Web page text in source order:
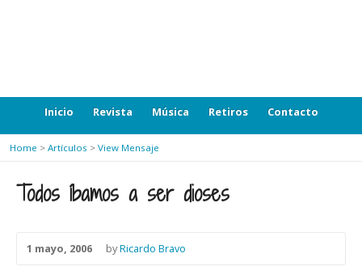
Inicio Revista Música Retiros Contacto
Home > Artículos > View Mensaje
Todos íbamos a ser dioses
1 mayo, 2006 byRicardo Bravo